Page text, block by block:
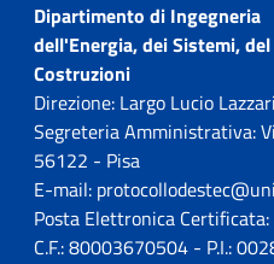
Dipartimento di Ingegneria
dell'Energia, dei Sistemi,
Costruzioni
Direzione: Largo Lucio
Segreteria Amministrativa:
56122 - Pisa
E-mail:
Posta Elettronica
C.F.: 80003670504 - P.I.: